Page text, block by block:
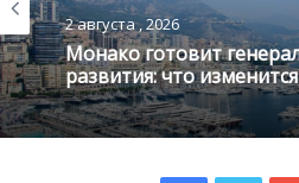
Bourse de la Découverte
Бландин Ранкель (Blandine
«Отказ от претензий»
Fayard, январь 2017.
2 августа , 2026
Монако готовит
развития: что